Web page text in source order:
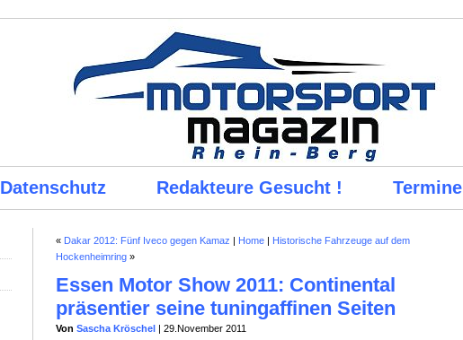
Datenschutz Redakteure Gesucht ! Termine
« Dakar 2012: Fünf Iveco gegen Kamaz | Home | Historische Fahrzeuge auf dem
Hockenheimring »
Essen Motor Show 2011: Continental
präsentier seine tuningaffinen Seiten
Von Sascha Kröschel | 29.November 2011